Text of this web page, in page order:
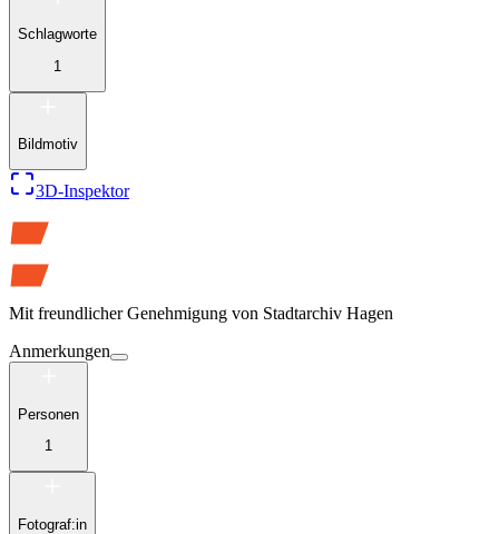
Schlagworte
1
Bildmotiv
3D-Inspektor
Mit freundlicher Genehmigung von Stadtarchiv Hagen
Anmerkungen
Personen
1
Fotograf:in